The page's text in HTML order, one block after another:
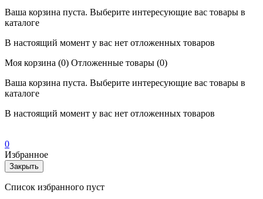
Ваша корзина пуста. Выберите интересующие вас товары в
каталоге
В настоящий момент у вас нет отложенных товаров
Моя корзина (0) Отложенные товары (0)
Ваша корзина пуста. Выберите интересующие вас товары в
каталоге
В настоящий момент у вас нет отложенных товаров
0
Избранное
Закрыть
Список избранного пуст